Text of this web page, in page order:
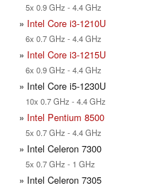
5x 0.9 GHz - 4.4 GHz
» Intel Core i3-1210U
6x 0.7 GHz - 4.4 GHz
» Intel Core i3-1215U
6x 0.9 GHz - 4.4 GHz
» Intel Core i5-1230U
10x 0.7 GHz - 4.4 GHz
» Intel Pentium 8500
5x 0.7 GHz - 4.4 GHz
» Intel Celeron 7300
5x 0.7 GHz - 1 GHz
» Intel Celeron 7305